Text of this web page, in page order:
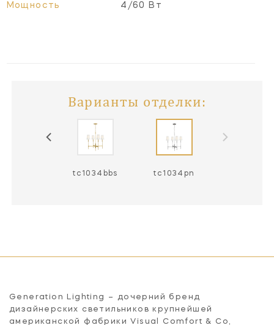
Мощность 4/60 Вт
Варианты отделки:
tc1034bbs tc1034pn
Generation Lighting – дочерний бренд
дизайнерских светильников крупнейшей
американской фабрики Visual Comfort & Co,